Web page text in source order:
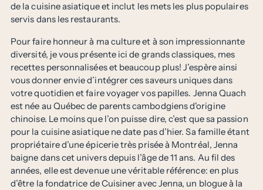
de la cuisine asiatique et inclut les mets les plus populaires
servis dans les restaurants.
Pour faire honneur à ma culture et à son impressionnante
diversité, je vous présente ici de grands classiques, mes
recettes personnalisées et beaucoup plus! J’espère ainsi
vous donner envie d’intégrer ces saveurs uniques dans
votre quotidien et faire voyager vos papilles. Jenna Quach
est née au Québec de parents cambodgiens d'origine
chinoise. Le moins que l’on puisse dire, c’est que sa passion
pour la cuisine asiatique ne date pas d’hier. Sa famille étant
propriétaire d’une épicerie très prisée à Montréal, Jenna
baigne dans cet univers depuis l’âge de 11 ans. Au fil des
années, elle est devenue une véritable référence: en plus
d’être la fondatrice de Cuisiner avec Jenna, un blogue à la